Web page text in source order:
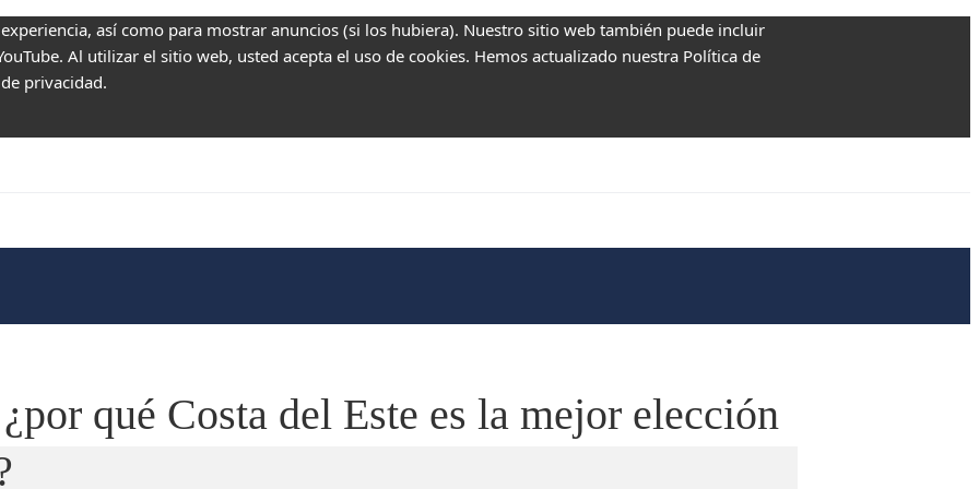
así como para mostrar anuncios (si los hubiera). Nuestro sitio web también puede incluir
Al utilizar el sitio web, usted acepta el uso de cookies. Hemos actualizado nuestra Política de
privacidad.
qué Costa del Este es la mejor elección